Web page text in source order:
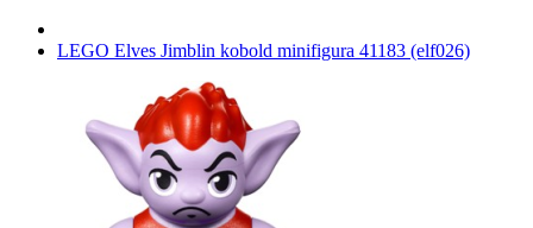
LEGO Elves Jimblin kobold minifigura 41183 (elf026)